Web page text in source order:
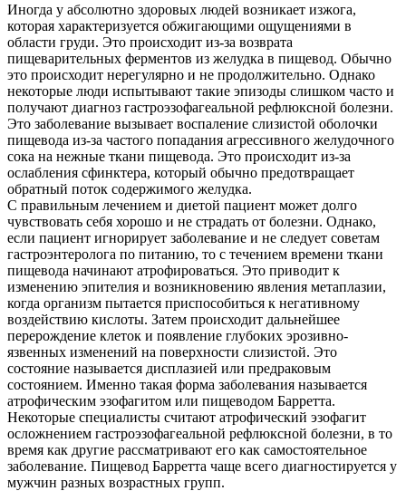
Иногда у абсолютно здоровых людей возникает изжога,
которая характеризуется обжигающими ощущениями в
области груди. Это происходит из-за возврата
пищеварительных ферментов из желудка в пищевод. Обычно
это происходит нерегулярно и не продолжительно. Однако
некоторые люди испытывают такие эпизоды слишком часто и
получают диагноз гастроэзофагеальной рефлюксной болезни.
Это заболевание вызывает воспаление слизистой оболочки
пищевода из-за частого попадания агрессивного желудочного
сока на нежные ткани пищевода. Это происходит из-за
ослабления сфинктера, который обычно предотвращает
обратный поток содержимого желудка.
С правильным лечением и диетой пациент может долго
чувствовать себя хорошо и не страдать от болезни. Однако,
если пациент игнорирует заболевание и не следует советам
гастроэнтеролога по питанию, то с течением времени ткани
пищевода начинают атрофироваться. Это приводит к
изменению эпителия и возникновению явления метаплазии,
когда организм пытается приспособиться к негативному
воздействию кислоты. Затем происходит дальнейшее
перерождение клеток и появление глубоких эрозивно-
язвенных изменений на поверхности слизистой. Это
состояние называется дисплазией или предраковым
состоянием. Именно такая форма заболевания называется
атрофическим эзофагитом или пищеводом Барретта.
Некоторые специалисты считают атрофический эзофагит
осложнением гастроэзофагеальной рефлюксной болезни, в то
время как другие рассматривают его как самостоятельное
заболевание. Пищевод Барретта чаще всего диагностируется у
мужчин разных возрастных групп.